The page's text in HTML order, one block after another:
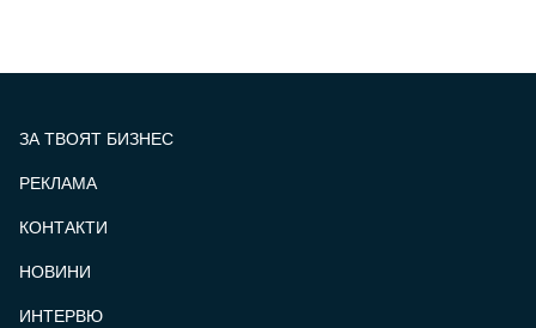
ЗА ТВОЯТ БИЗНЕС
РЕКЛАМА
КОНТАКТИ
НОВИНИ
ИНТЕРВЮ